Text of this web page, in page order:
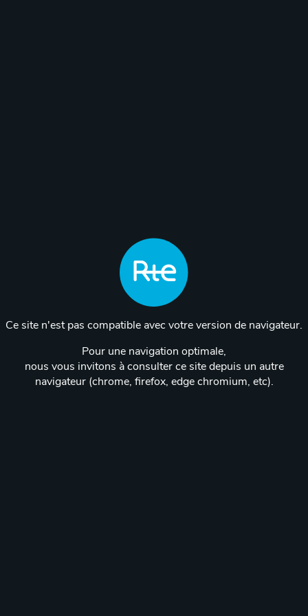
Ce site n'est pas compatible avec votre version de navigateur.
Pour une navigation optimale,
nous vous invitons à consulter ce site depuis un autre
navigateur (chrome, firefox, edge chromium, etc).